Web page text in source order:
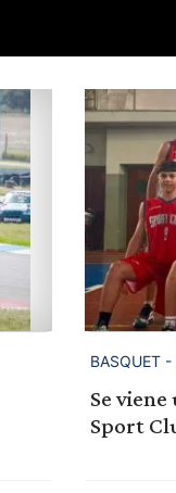
BASQUET -
Se
Sport